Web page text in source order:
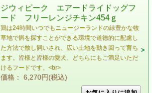
ジウィピーク エアードライドッグフ
ード フリーレンジチキン454ｇ
鶏は24時間いつでもニュージーランドの緑豊かな牧
草地で餌を探すことができる環境で道徳的に配慮し
た方法で放し飼いされ、広い土地を動き回って育ち
ます。皆様と皆様の愛犬、どちらにもご満足いただ
けるフードです。<br>
価格： 6,270円(税込)